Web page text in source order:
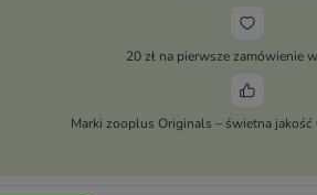
20 zł na pierwsze zamówienie
Marki zooplus Originals – świetna